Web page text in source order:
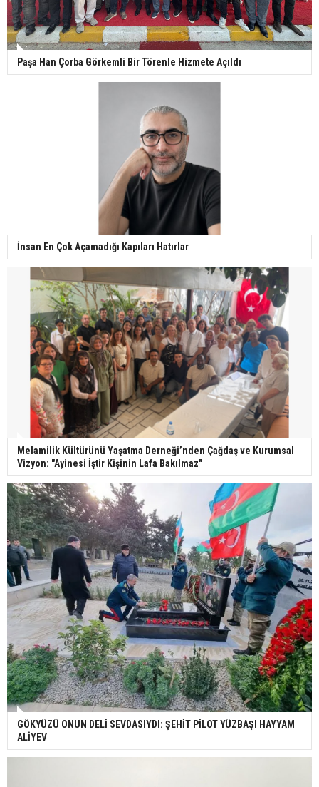
Paşa Han Çorba Görkemli Bir Törenle Hizmete Açıldı
İnsan En Çok Açamadığı Kapıları Hatırlar
Melamilik Kültürünü Yaşatma Derneği’nden Çağdaş ve Kurumsal
Vizyon: "Ayinesi İştir Kişinin Lafa Bakılmaz"
GÖKYÜZÜ ONUN DELİ SEVDASIYDI: ŞEHİT PİLOT YÜZBAŞI HAYYAM
ALİYEV